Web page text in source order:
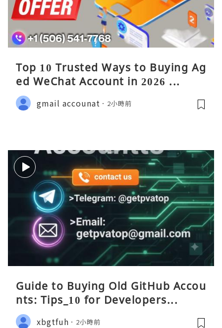
Top 10 Trusted Ways to Buying Ag
ed WeChat Account in 2026 ...
gmail accounat 2小時前
Guide to Buying Old GitHub Accou
nts: Tips_10 for Developers...
xbgtfuh 2小時前